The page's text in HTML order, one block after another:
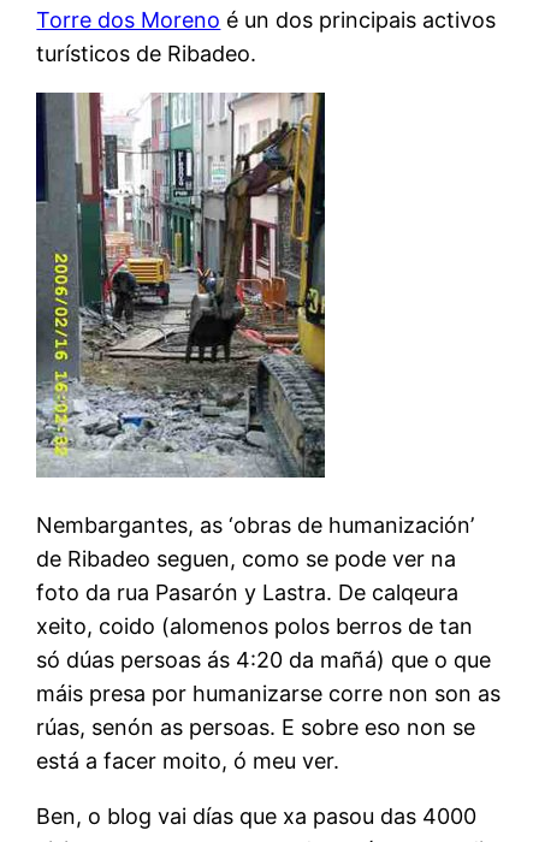
Torre dos Moreno é un dos principais activos
turísticos de Ribadeo.
Nembargantes, as ‘obras de humanización’
de Ribadeo seguen, como se pode ver na
foto da rua Pasarón y Lastra. De calqeura
xeito, coido (alomenos polos berros de tan
só dúas persoas ás 4:20 da mañá) que o que
máis presa por humanizarse corre non son as
rúas, senón as persoas. E sobre eso non se
está a facer moito, ó meu ver.
Ben, o blog vai días que xa pasou das 4000